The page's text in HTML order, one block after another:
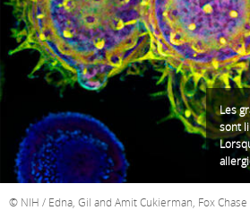
Les
sont
NIH / Edna, Gil and Amit Cukierman, Fox